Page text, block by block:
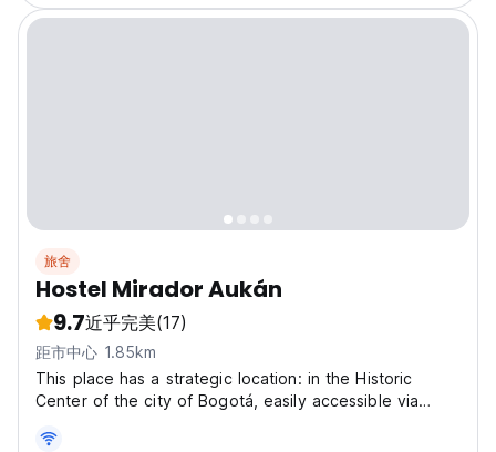
旅舍
Hostel Mirador Aukán
9.7近乎完美(17)
距市中心 1.85km
This place has a strategic location: in the Historic
Center of the city of Bogotá, easily accessible via
In addition, around the hostel there is a park for free